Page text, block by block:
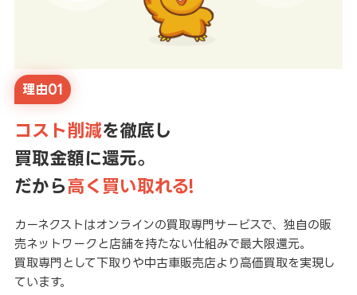
理由01
コスト削減を徹底し
買取金額に還元。
だから高く買い取れる!
カーネクストはオンラインの買取専門サービスで、独自の販
売ネットワークと店舗を持たない仕組みで最大限還元。
買取専門として下取りや中古車販売店より高価買取を実現し
ています。